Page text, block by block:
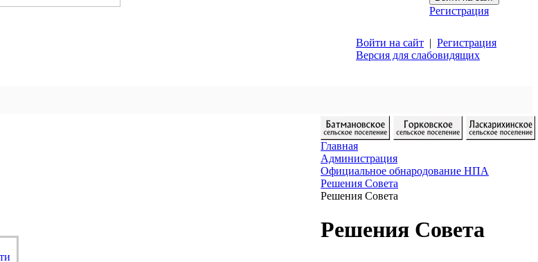
Регистрация
Войти на сайт | Регистрация
Версия для слабовидящих
Главная
Администрация
Официальное обнародование НПА
Решения Совета
Решения Совета
Решения Совета